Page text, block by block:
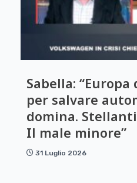
Sabella:
per salvare
domina.
Il male minore”
31 Luglio 2026